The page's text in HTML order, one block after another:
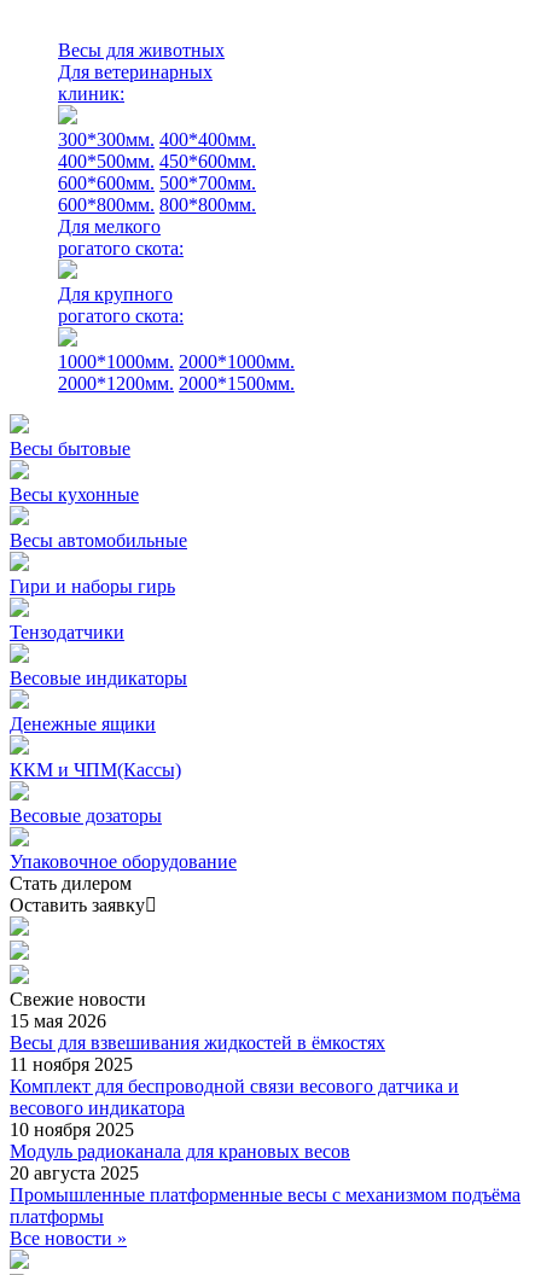
Весы для животных
Для ветеринарных
клиник:
300*300мм. 400*400мм.
400*500мм. 450*600мм.
600*600мм. 500*700мм.
600*800мм. 800*800мм.
Для мелкого
рогатого скота:
Для крупного
рогатого скота:
1000*1000мм. 2000*1000мм.
2000*1200мм. 2000*1500мм.
Весы бытовые
Весы кухонные
Весы автомобильные
Гири и наборы гирь
Тензодатчики
Весовые индикаторы
Денежные ящики
ККМ и ЧПМ(Кассы)
Весовые дозаторы
Упаковочное оборудование
Стать дилером
Оставить заявку
Свежие новости
15 мая 2026
Весы для взвешивания жидкостей в ёмкостях
11 ноября 2025
Комплект для беспроводной связи весового датчика и
весового индикатора
10 ноября 2025
Модуль радиоканала для крановых весов
20 августа 2025
Промышленные платформенные весы с механизмом подъёма
платформы
Все новости »